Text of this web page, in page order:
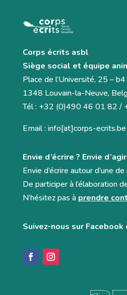
Corps écrits asbl
Siège social et équipe
Place de l’Université, 25 – b4
1348 Louvain-la-Neuve,
Tél : +32 (0)490 46 01 82 /
Email : info[at]corps-ecrits.be
Envie d’écrire ? Envie
Envie d’écrire autour d’une
De participer à l’élaboration
N’hésitez pas à prendre
Suivez-nous sur Facebook